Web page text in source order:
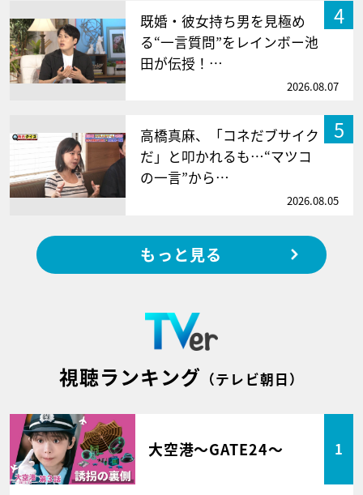
4
既婚・彼女持ち男を見極め
る“一言質問”をレインボー池
田が伝授！…
2026.08.07
5
高橋真麻、「コネだブサイク
だ」と叩かれるも…“マツコ
の一言”から…
2026.08.05
もっと見る
視聴ランキング （テレビ朝日）
大空港～GATE24～ 1